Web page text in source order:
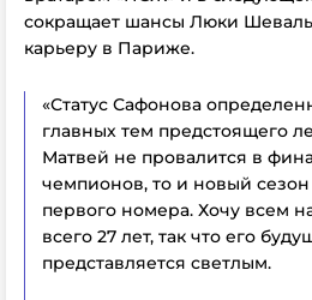
сокращает шансы Люки
карьеру в Париже.
«Статус Сафонова
главных тем предстоящего
Матвей не провалится в
чемпионов, то и новый сезон
первого номера. Хочу всем
всего 27 лет, так что его
представляется светлым.